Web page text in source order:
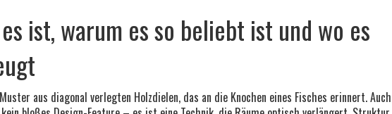
ist, warum es so beliebt ist und wo es
aus diagonal verlegten Holzdielen, das an die Knochen eines Fisches erinnert. Auch